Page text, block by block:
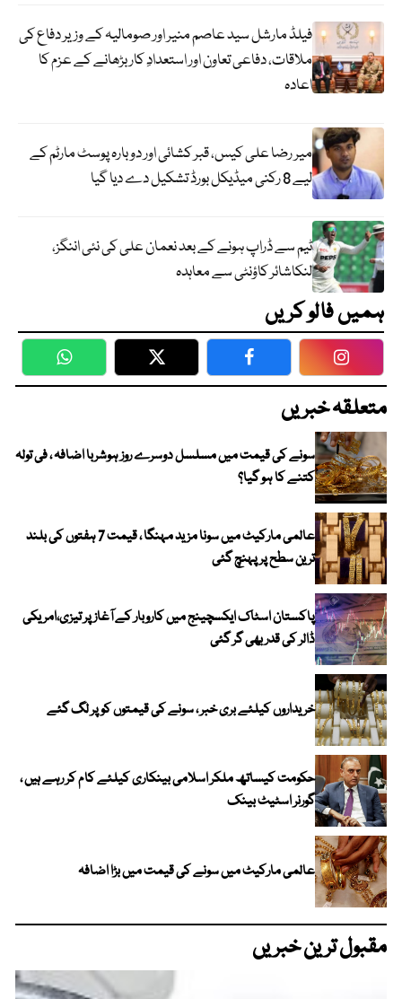
فیلڈ مارشل سید عاصم منیر اور صومالیہ کے وزیر دفاع کی
ملاقات، دفاعی تعاون اور استعدادِ کار بڑھانے کے عزم کا
اعادہ
میر رضا علی کیس، قبر کشائی اور دوبارہ پوسٹ مارٹم کے
لیے 8 رکنی میڈیکل بورڈ تشکیل دے دیا گیا
ٹیم سے ڈراپ ہونے کے بعد نعمان علی کی نئی اننگز،
لنکاشائر کاؤنٹی سے معاہدہ
ہمیں فالو کریں
WhatsApp Twitter Facebook
متعلقہ خبریں
سونے کی قیمت میں مسلسل دوسرے روز ہوشربا اضافہ ، فی تولہ
کتنے کا ہو گیا؟
عالمی مارکیٹ میں سونا مزید مہنگا ، قیمت 7 ہفتوں کی بلند
ترین سطح پر پہنچ گئی
پاکستان اسٹاک ایکسچینج میں کاروبار کے آغاز پر تیزی،امریکی
ڈالر کی قدر بھی گر گئی
خریداروں کیلئے بری خبر ، سونے کی قیمتوں کو پر لگ گئے
حکومت کیساتھ ملکر اسلامی بینکاری کیلئے کام کر رہے ہیں ،
گورنر اسٹیٹ بینک
عالمی مارکیٹ میں سونے کی قیمت میں بڑا اضافہ
مقبول ترین خبریں